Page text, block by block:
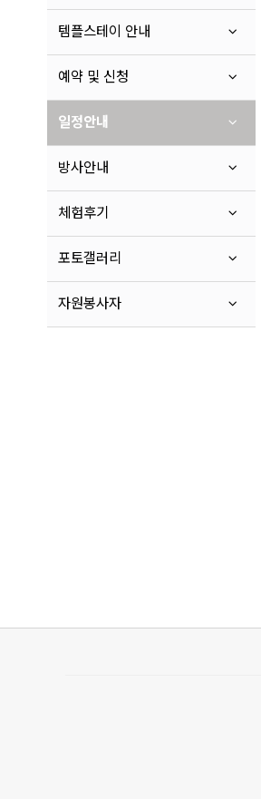
템플스테이 안내
예약 및 신청
일정안내
방사안내
체험후기
포토갤러리
자원봉사자